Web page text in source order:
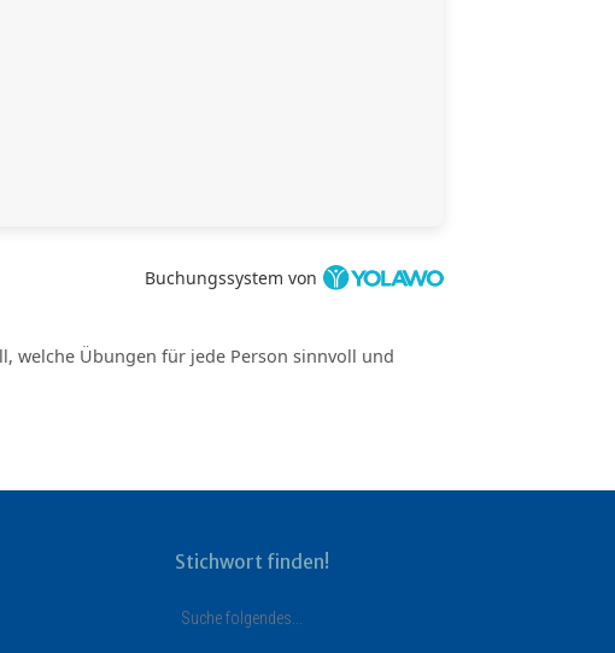
Buchungssystem von
welche Übungen für jede Person sinnvoll und
Stichwort finden!